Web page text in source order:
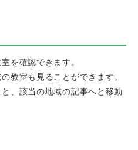
を確認できます。
教室も見ることができます。
、該当の地域の記事へと移動